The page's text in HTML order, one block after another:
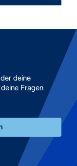
deine
Fragen